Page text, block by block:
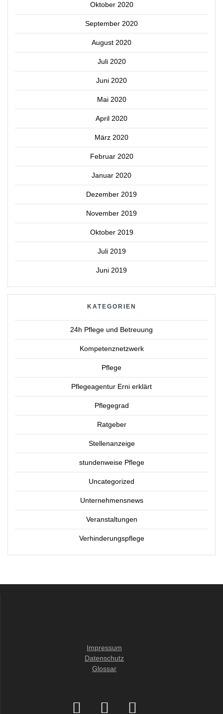
Oktober 2020
September 2020
August 2020
Juli 2020
Juni 2020
Mai 2020
April 2020
März 2020
Februar 2020
Januar 2020
Dezember 2019
November 2019
Oktober 2019
Juli 2019
Juni 2019
KATEGORIEN
24h Pflege und Betreuung
Kompetenznetzwerk
Pflege
Pflegeagentur Erni erklärt
Pflegegrad
Ratgeber
Stellenanzeige
stundenweise Pflege
Uncategorized
Unternehmensnews
Veranstaltungen
Verhinderungspflege
Impressum
Datenschutz
Glossar